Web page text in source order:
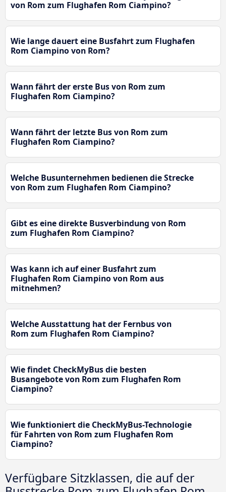
von Rom zum Flughafen Rom Ciampino?
Wie lange dauert eine Busfahrt zum Flughafen
Rom Ciampino von Rom?
Wann fährt der erste Bus von Rom zum
Flughafen Rom Ciampino?
Wann fährt der letzte Bus von Rom zum
Flughafen Rom Ciampino?
Welche Busunternehmen bedienen die Strecke
von Rom zum Flughafen Rom Ciampino?
Gibt es eine direkte Busverbindung von Rom
zum Flughafen Rom Ciampino?
Was kann ich auf einer Busfahrt zum
Flughafen Rom Ciampino von Rom aus
mitnehmen?
Welche Ausstattung hat der Fernbus von
Rom zum Flughafen Rom Ciampino?
Wie findet CheckMyBus die besten
Busangebote von Rom zum Flughafen Rom
Ciampino?
Wie funktioniert die CheckMyBus-Technologie
für Fahrten von Rom zum Flughafen Rom
Ciampino?
Verfügbare Sitzklassen, die auf der